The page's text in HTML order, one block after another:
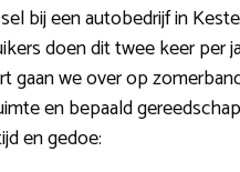
bij een autobedrijf in
doen dit twee keer per
gaan we over op
en bepaald
en gedoe: